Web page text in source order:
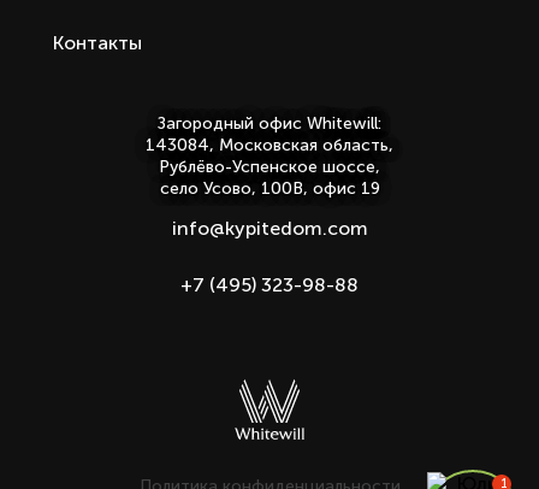
Контакты
Загородный офис Whitewill:
143084, Московская область,
Рублёво-Успенское шоссе,
село Усово, 100В, офис 19
info@kypitedom.com
+7 (495) 323-98-88